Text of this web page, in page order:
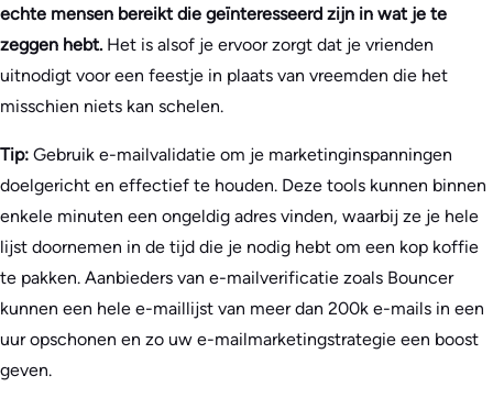
echte mensen bereikt die geïnteresseerd zijn in wat je te
zeggen hebt. Het is alsof je ervoor zorgt dat je vrienden
uitnodigt voor een feestje in plaats van vreemden die het
misschien niets kan schelen.
Tip: Gebruik e-mailvalidatie om je marketinginspanningen
doelgericht en effectief te houden. Deze tools kunnen binnen
enkele minuten een ongeldig adres vinden, waarbij ze je hele
lijst doornemen in de tijd die je nodig hebt om een kop koffie
te pakken. Aanbieders van e-mailverificatie zoals Bouncer
kunnen een hele e-maillijst van meer dan 200k e-mails in een
uur opschonen en zo uw e-mailmarketingstrategie een boost
geven.